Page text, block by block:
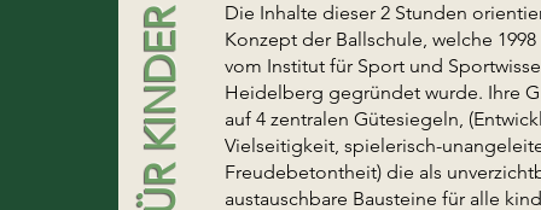
Die Inhalte dieser 2 Stunden
Konzept der Ballschule, welche
vom Institut für Sport und
Heidelberg gegründet wurde. Ihre
auf 4 zentralen Gütesiegeln,
Vielseitigkeit, spielerisch-
Freudebetontheit) die als
austauschbare Bausteine für alle